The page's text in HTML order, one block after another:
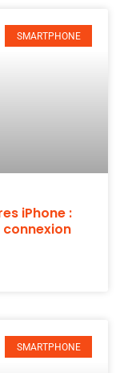
SMARTPHONE
iPhone :
SMARTPHONE